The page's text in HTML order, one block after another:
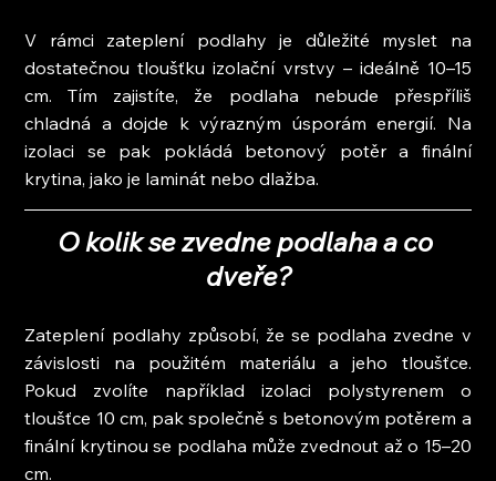
V rámci zateplení podlahy je důležité myslet na
dostatečnou tloušťku izolační vrstvy – ideálně 10–15
cm. Tím zajistíte, že podlaha nebude přespříliš
chladná a dojde k výrazným úsporám energií. Na
izolaci se pak pokládá betonový potěr a finální
krytina, jako je laminát nebo dlažba.
O kolik se zvedne podlaha a co
dveře?
Zateplení podlahy způsobí, že se podlaha zvedne v
závislosti na použitém materiálu a jeho tloušťce.
Pokud zvolíte například izolaci polystyrenem o
tloušťce 10 cm, pak společně s betonovým potěrem a
finální krytinou se podlaha může zvednout až o 15–20
cm.